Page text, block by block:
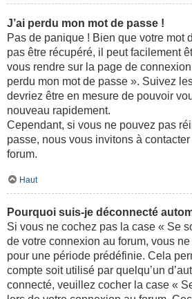
J’ai perdu mon mot de passe !
Pas de panique ! Bien que votre mot
pas être récupéré, il peut facilement
vous rendre sur la page de
perdu mon mot de passe ». Suivez
devriez être en mesure de pouvoir
nouveau rapidement.
Cependant, si vous ne pouvez pas
passe, nous vous invitons à
forum.
Haut
Pourquoi suis-je déconnecté
Si vous ne cochez pas la case « Se
de votre connexion au forum, vous
pour une période prédéfinie. Cela
compte soit utilisé par quelqu’un
connecté, veuillez cocher la case «